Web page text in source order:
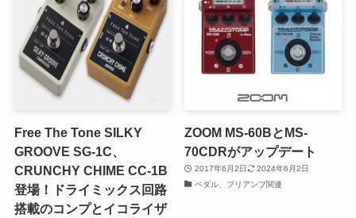
Free The Tone SILKY
GROOVE SG-1C、
CRUNCHY CHIME CC-1B
登場！ドライミックス回路
搭載のコンプとイコライザ
ZOOM MS-60BとMS-
70CDRがアップデート
2017年6月2日
2024年6月2日
ペダル、プリアンプ関連